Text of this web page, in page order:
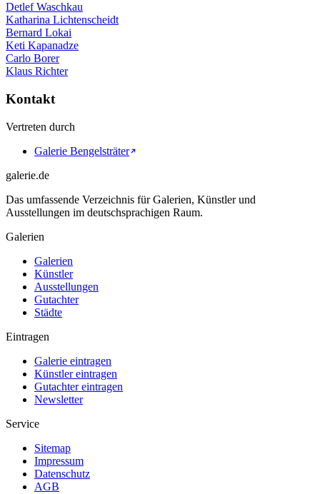
Detlef Waschkau
Katharina Lichtenscheidt
Bernard Lokai
Keti Kapanadze
Carlo Borer
Klaus Richter
Kontakt
Vertreten durch
Galerie Bengelsträter
galerie.de
Das umfassende Verzeichnis für Galerien, Künstler und
Ausstellungen im deutschsprachigen Raum.
Galerien
Galerien
Künstler
Ausstellungen
Gutachter
Städte
Eintragen
Galerie eintragen
Künstler eintragen
Gutachter eintragen
Newsletter
Service
Sitemap
Impressum
Datenschutz
AGB